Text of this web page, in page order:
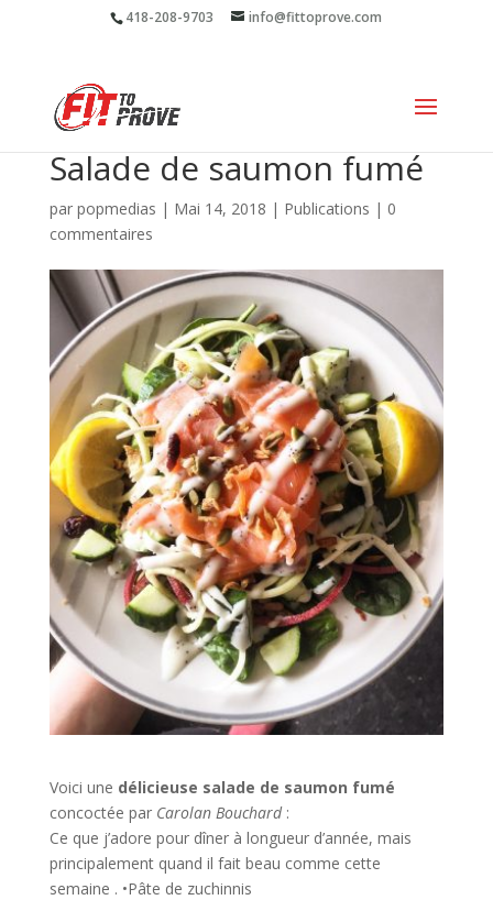
418-208-9703 info@fittoprove.com
Salade de saumon fumé
par popmedias | Mai 14, 2018 | Publications | 0
commentaires
Voici une délicieuse salade de saumon fumé
concoctée par Carolan Bouchard:
Ce que j’adore pour dîner à longueur d’année, mais
principalement quand il fait beau comme cette
semaine . •Pâte de zuchinnis